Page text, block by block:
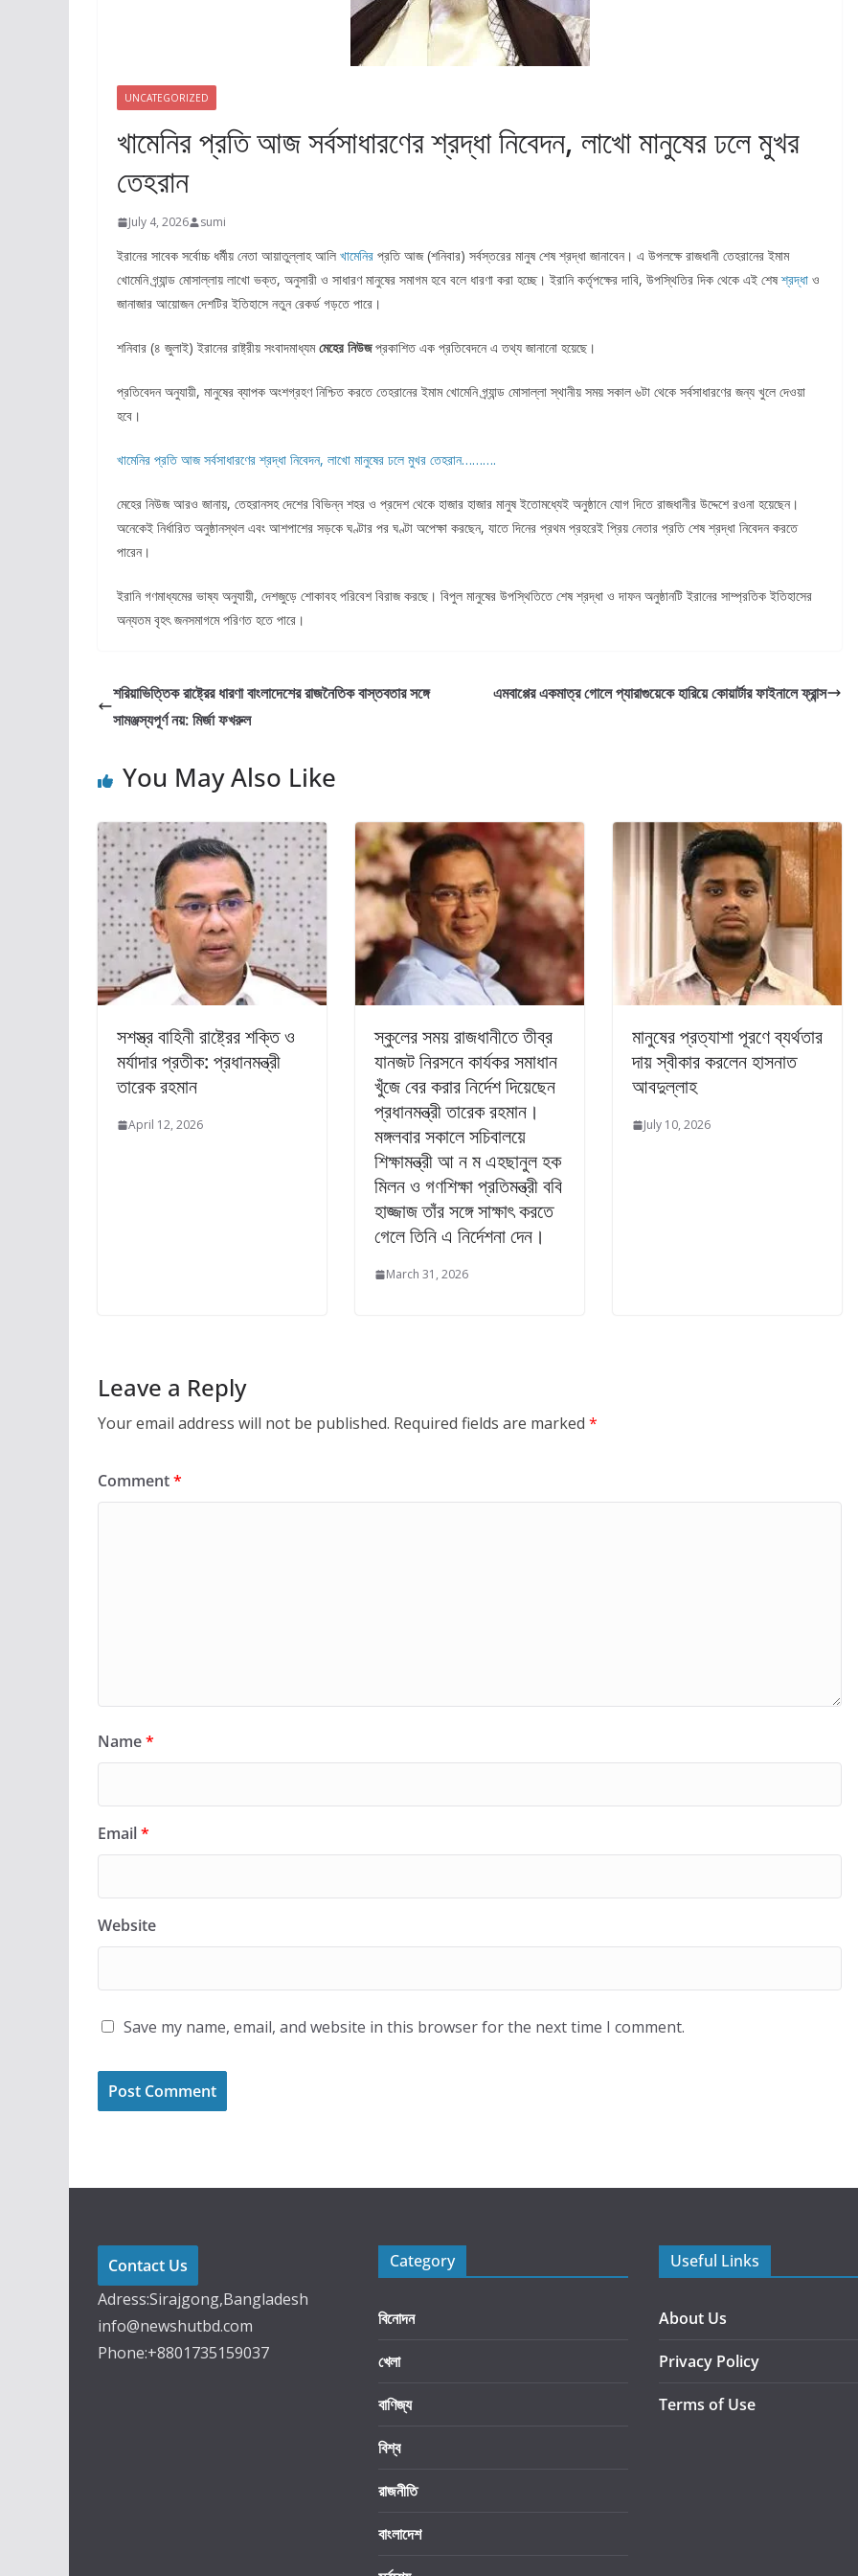
UNCATEGORIZED
খামেনির প্রতি আজ সর্বসাধারণের শ্রদ্ধা নিবেদন, লাখো মানুষের ঢলে মুখর
তেহরান
July 4, 2026 sumi
ইরানের সাবেক সর্বোচ্চ ধর্মীয় নেতা আয়াতুল্লাহ আলি খামেনির প্রতি আজ (শনিবার) সর্বস্তরের মানুষ শেষ শ্রদ্ধা জানাবেন। এ উপলক্ষে রাজধানী তেহরানের ইমাম
খোমেনি গ্র্যান্ড মোসাল্লায় লাখো ভক্ত, অনুসারী ও সাধারণ মানুষের সমাগম হবে বলে ধারণা করা হচ্ছে। ইরানি কর্তৃপক্ষের দাবি, উপস্থিতির দিক থেকে এই শেষশ্রদ্ধা ও
জানাজার আয়োজন দেশটির ইতিহাসে নতুন রেকর্ড গড়তে পারে।
শনিবার (৪ জুলাই) ইরানের রাষ্ট্রীয় সংবাদমাধ্যমমেহের নিউজপ্রকাশিত এক প্রতিবেদনে এ তথ্য জানানো হয়েছে।
প্রতিবেদন অনুযায়ী, মানুষের ব্যাপক অংশগ্রহণ নিশ্চিত করতে তেহরানের ইমাম খোমেনি গ্র্যান্ড মোসাল্লা স্থানীয় সময় সকাল ৬টা থেকে সর্বসাধারণের জন্য খুলে দেওয়া
হবে।
খামেনির প্রতি আজ সর্বসাধারণের শ্রদ্ধা নিবেদন, লাখো মানুষের ঢলে মুখর তেহরান……….
মেহের নিউজ আরও জানায়, তেহরানসহ দেশের বিভিন্ন শহর ও প্রদেশ থেকে হাজার হাজার মানুষ ইতোমধ্যেই অনুষ্ঠানে যোগ দিতে রাজধানীর উদ্দেশে রওনা হয়েছেন।
অনেকেই নির্ধারিত অনুষ্ঠানস্থল এবং আশপাশের সড়কে ঘণ্টার পর ঘণ্টা অপেক্ষা করছেন, যাতে দিনের প্রথম প্রহরেই প্রিয় নেতার প্রতি শেষ শ্রদ্ধা নিবেদন করতে
পারেন।
ইরানি গণমাধ্যমের ভাষ্য অনুযায়ী, দেশজুড়ে শোকাবহ পরিবেশ বিরাজ করছে। বিপুল মানুষের উপস্থিতিতে শেষ শ্রদ্ধা ও দাফন অনুষ্ঠানটি ইরানের সাম্প্রতিক ইতিহাসের
অন্যতম বৃহৎ জনসমাগমে পরিণত হতে পারে।
শরিয়াভিত্তিক রাষ্ট্রের ধারণা বাংলাদেশের রাজনৈতিক বাস্তবতার সঙ্গে
সামঞ্জস্যপূর্ণ নয়: মির্জা ফখরুল
এমবাপ্পের একমাত্র গোলে প্যারাগুয়েকে হারিয়ে কোয়ার্টার ফাইনালে ফ্রান্স
You May Also Like
সশস্ত্র বাহিনী রাষ্ট্রের শক্তি ও
মর্যাদার প্রতীক: প্রধানমন্ত্রী
তারেক রহমান
April 12, 2026
স্কুলের সময় রাজধানীতে তীব্র
যানজট নিরসনে কার্যকর সমাধান
খুঁজে বের করার নির্দেশ দিয়েছেন
প্রধানমন্ত্রী তারেক রহমান।
মঙ্গলবার সকালে সচিবালয়ে
শিক্ষামন্ত্রী আ ন ম এহছানুল হক
মিলন ও গণশিক্ষা প্রতিমন্ত্রী ববি
হাজ্জাজ তাঁর সঙ্গে সাক্ষাৎ করতে
গেলে তিনি এ নির্দেশনা দেন।
March 31, 2026
মানুষের প্রত্যাশা পূরণে ব্যর্থতার
দায় স্বীকার করলেন হাসনাত
আবদুল্লাহ
July 10, 2026
Leave a Reply
Your email address will not be published. Required fields are marked *
Comment*
Name*
Email*
Website
Save my name, email, and website in this browser for the next time I comment.
Contact Us
Adress:Sirajgong,Bangladesh
info@newshutbd.com
Phone:+8801735159037
Category
বিনোদন
খেলা
বাণিজ্য
বিশ্ব
রাজনীতি
বাংলাদেশ
Useful Links
About Us
Privacy Policy
Terms of Use